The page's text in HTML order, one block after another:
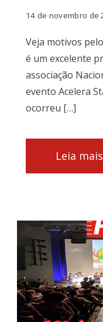
14 de novembro de
Veja motivos
é um excelente
associação
evento Acelera
ocorreu […]
Leia mais